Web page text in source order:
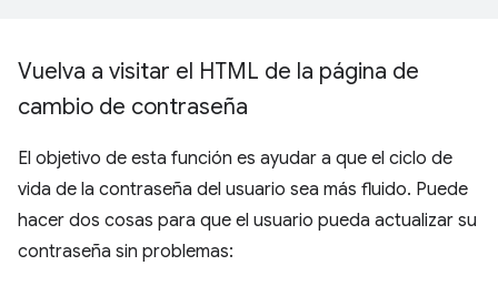
Vuelva a visitar el HTML de la página de
cambio de contraseña
El objetivo de esta función es ayudar a que el ciclo de
vida de la contraseña del usuario sea más fluido. Puede
hacer dos cosas para que el usuario pueda actualizar su
contraseña sin problemas: